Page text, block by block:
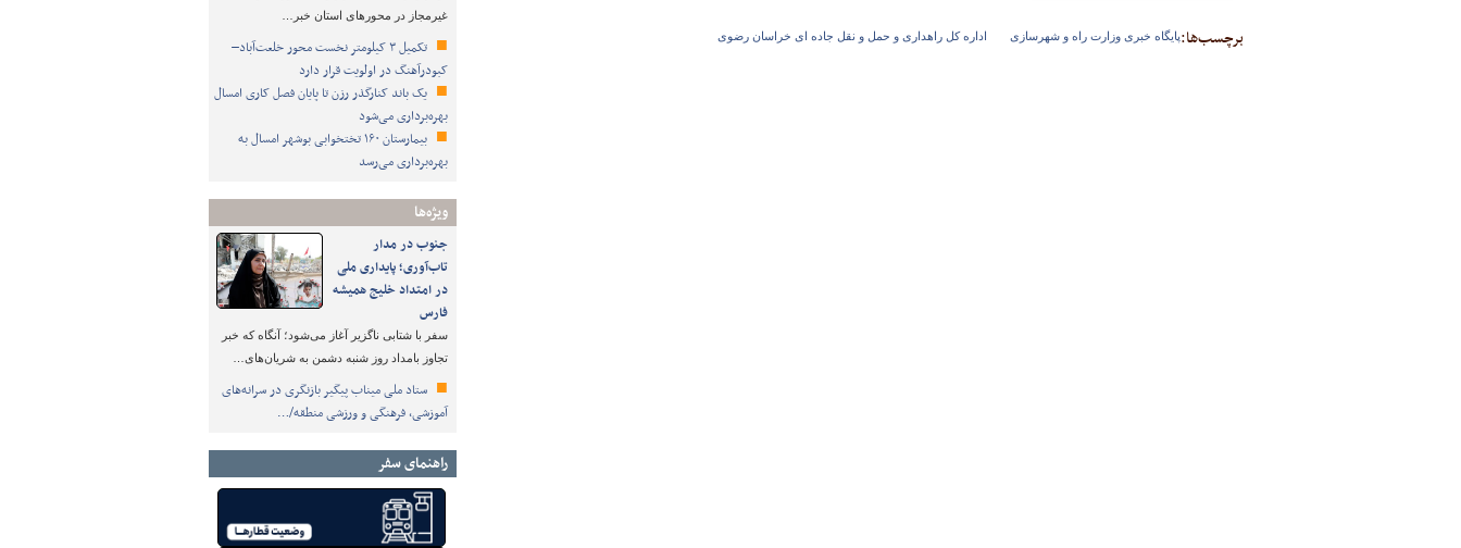
غیرمجاز در محورهای استان خبر…
تکمیل ۳ کیلومتر نخست محور خلعت‌آباد–
کبودرآهنگ در اولویت قرار دارد
یک باند کنارگذر رزن تا پایان فصل کاری امسال
بهره‌برداری می‌شود
بیمارستان ۱۶۰ تختخوابی بوشهر امسال به
بهره‌برداری می‌رسد
ویژه‌ها
جنوب در مدار
تاب‌آوری؛ پایداری ملی
در امتداد خلیج همیشه
فارس
سفر با شتابی ناگزیر آغاز می‌شود؛ آنگاه که خبر
تجاوز بامداد روز شنبه دشمن به شریان‌های…
ستاد ملی میناب پیگیر بازنگری در سرانه‌های
آموزشی، فرهنگی و ورزشی منطقه/…
راهنمای سفر
برچسب‌ها:پایگاه خبری وزارت راه و شهرسازی اداره کل راهداری و حمل و نقل جاده ای خراسان رضوی